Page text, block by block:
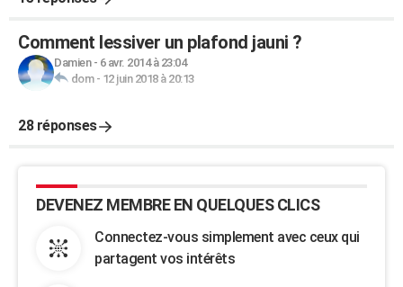
Comment lessiver un plafond jauni ?
Damien- 6 avr. 2014 à 23:04
dom- 12 juin 2018 à 20:13
28 réponses
DEVENEZ MEMBRE EN QUELQUES CLICS
Connectez-vous simplement avec ceux qui
partagent vos intérêts